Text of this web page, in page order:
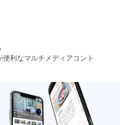
利なマルチメディアコント